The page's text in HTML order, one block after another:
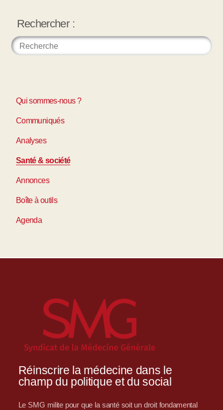
Rechercher :
Qui sommes-nous ?
Communiqués
Analyses
Santé & société
Annonces
Boîte à outils
Agenda
Réinscrire la médecine dans le
champ du politique et du social
Le SMG milite pour que la santé soit un droit fondamental